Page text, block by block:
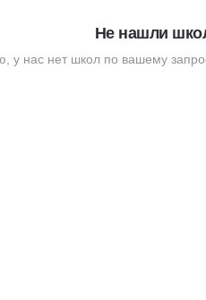
Не нашли
у нас нет школ по вашему